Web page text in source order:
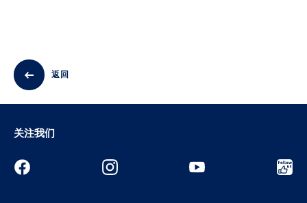
返回
关注我们